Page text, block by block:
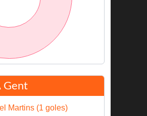
Gent
Martins (1 goles)